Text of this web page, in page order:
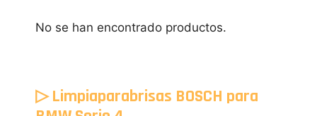
No se han encontrado productos.
▷ Limpiaparabrisas BOSCH para